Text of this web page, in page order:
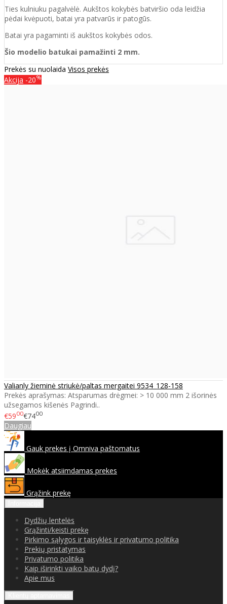
Ties kulniuku pagalvėlė. Aukštos kokybės batviršio oda leidžia
pėdai kvėpuoti, batai yra patvarūs ir patogūs.
Batai yra pagaminti iš aukštos kokybės odos.
Šio modelio batukai pamažinti 2 mm.
Prekės su nuolaida Visos prekės
Akcija -20%
Valianly žieminė striukė/paltas mergaitei 9534_128-158
Prekės aprašymas: Atsparumas drėgmei: > 10 000 mm 2 išorinės
užsegamos kišenės Pagrindi..
€5900€7400
Daugiau
Gauk prekes į Omniva paštomatus
Mokėk atsiimdamas prekes
Grąžink prekę
Dydžių lentelės
Grąžinti/keisti prekę
Pirkimo sąlygos ir taisyklės ir privatumo politika
Prekių pristatymas
Privatumo politika
Kaip iširinkti vaiko batų dydį?
Apie mus